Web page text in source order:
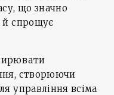
що значно
й спрощує
створюючи
управління всіма